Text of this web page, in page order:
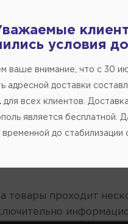
товары проходит
условия
ваше внимание, что c 30
адресной доставки
для всех клиентов. Доставка
является бесплатной.
временной до стабилизации